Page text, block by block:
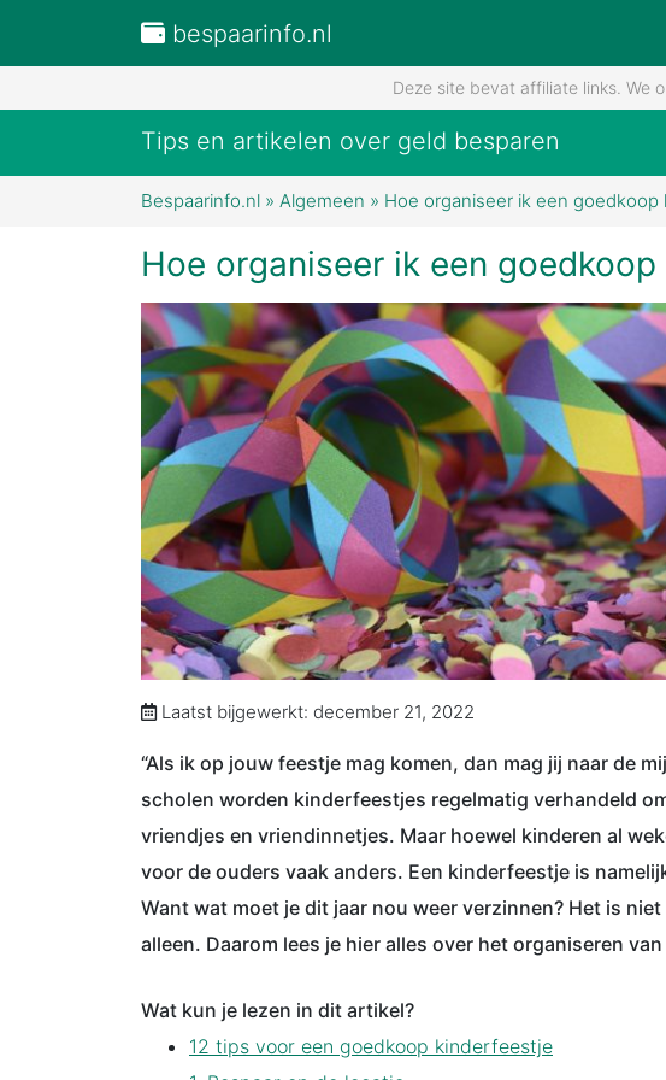
bespaarinfo.nl
Deze site bevat affiliate links. We
Tips en artikelen over geld besparen
Bespaarinfo.nl » Algemeen » Hoe organiseer ik een goedkoop
Hoe organiseer ik een
Laatst bijgewerkt: december 21, 2022
“Als ik op jouw feestje mag komen, dan mag jij naar de
scholen worden kinderfeestjes regelmatig verhandeld
vriendjes en vriendinnetjes. Maar hoewel kinderen al
voor de ouders vaak anders. Een kinderfeestje is
Want wat moet je dit jaar nou weer verzinnen? Het is
alleen. Daarom lees je hier alles over het organiseren
Wat kun je lezen in dit artikel?
12 tips voor een goedkoop kinderfeestje